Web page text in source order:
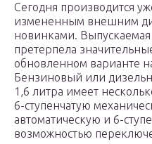
Сегодня производится
измененным внешним
новинками.
претерпела
обновленном варианте
Бензиновый или
1,6 литра имеет
6-ступенчатую
автоматическую и 6-
возможностью